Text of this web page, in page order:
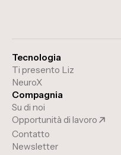
Tecnologia
Ti presento Liz
NeuroX
Compagnia
Su di noi
Opportunità di lavoro
Contatto
Newsletter